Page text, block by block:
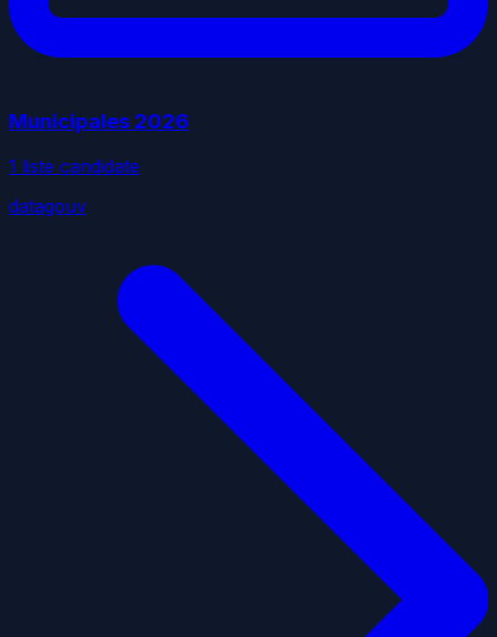
Municipales 2026
1 liste candidate
datagouv